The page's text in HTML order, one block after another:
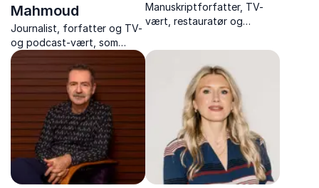
Mahmoud
Journalist, forfatter og TV-
og podcast-vært, som
inspirerer med foredrag om
diversitet, identitet og
inklusion – med humor,
dybde og personlige
erfaringer.
Manuskriptforfatter, TV-
vært, restauratør og
inspirerer med historier om
tv-succeser, madglæde og
kreativitet – kendt fra
“Spise med Price”.